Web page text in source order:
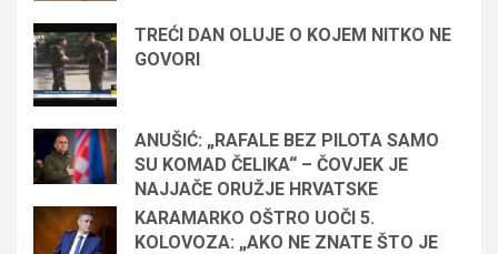
TREĆI DAN OLUJE O KOJEM NITKO NE
GOVORI
ANUŠIĆ: „RAFALE BEZ PILOTA SAMO
SU KOMAD ČELIKA“ – ČOVJEK JE
NAJJAČE ORUŽJE HRVATSKE
KARAMARKO OŠTRO UOČI 5.
KOLOVOZA: „AKO NE ZNATE ŠTO JE